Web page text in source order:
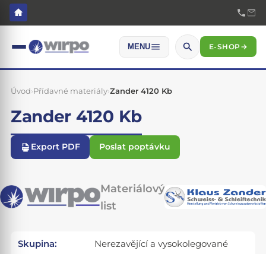
MENU E-SHOP→
Úvod›Přídavné materiály›Zander 4120 Kb
Zander 4120 Kb
Export PDF Poslat poptávku
Materiálový
list
Skupina: Nerezavějící a vysokolegované